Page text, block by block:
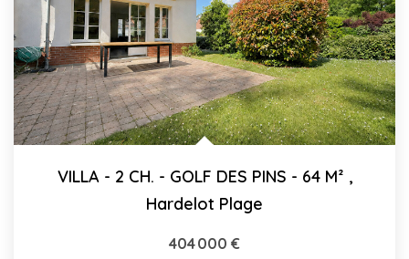
VILLA - 2 CH. - GOLF DES PINS - 64 M² ,
Hardelot Plage
404 000 €